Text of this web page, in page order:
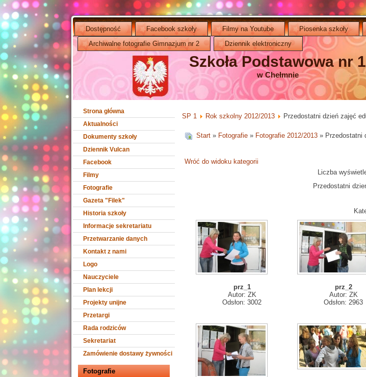
Dostępność Facebook szkoły Filmy na Youtube Piosenka szkoły
Archiwalne fotografie Gimnazjum nr 2
Dziennik elektroniczny
Szkoła Podstawowa nr 1
w Chełmnie
Strona główna
Aktualności
Dokumenty szkoły
Dziennik Vulcan
Facebook
Filmy
Fotografie
Gazeta "Filek"
Historia szkoły
Informacje sekretariatu
Przetwarzanie danych
Kontakt z nami
Logo
Nauczyciele
Plan lekcji
Projekty unijne
Przetargi
Rada rodziców
Sekretariat
Zamówienie dostawy żywności
Fotografie
SP 1 Rok szkolny 2012/2013 Przedostatni dzień zajęć
Start » Fotografie » Fotografie 2012/2013 » Przedostatni
Wróć do widoku kategorii
Liczba
Przedostatni
prz_1
Autor: ZK
Odsłon: 3002
prz_2
Autor: ZK
Odsłon: 2963